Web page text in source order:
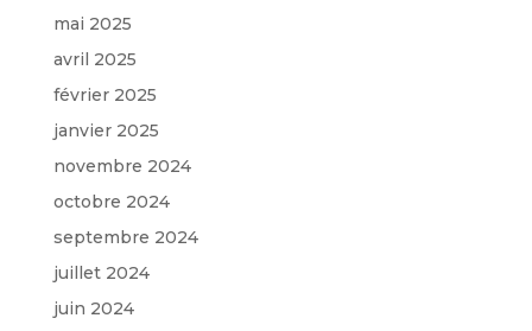
mai 2025
avril 2025
février 2025
janvier 2025
novembre 2024
octobre 2024
septembre 2024
juillet 2024
juin 2024